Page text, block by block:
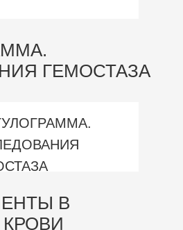
ГЕМОСТАЗА
В